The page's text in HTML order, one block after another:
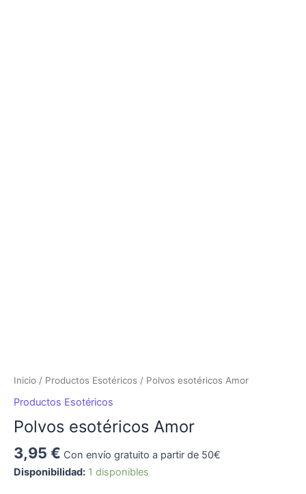
Inicio / Productos Esotéricos / Polvos esotéricos Amor
Productos Esotéricos
Polvos esotéricos Amor
3,95 € Con envío gratuito a partir de 50€
Disponibilidad: 1 disponibles